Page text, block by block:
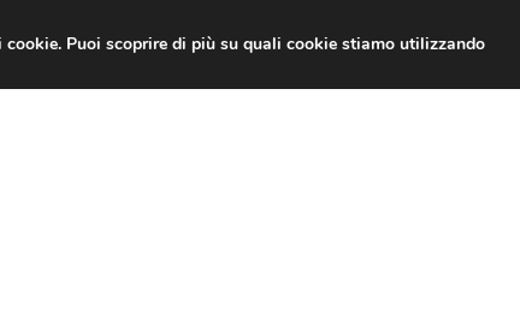
Puoi scoprire di più su quali cookie stiamo utilizzando